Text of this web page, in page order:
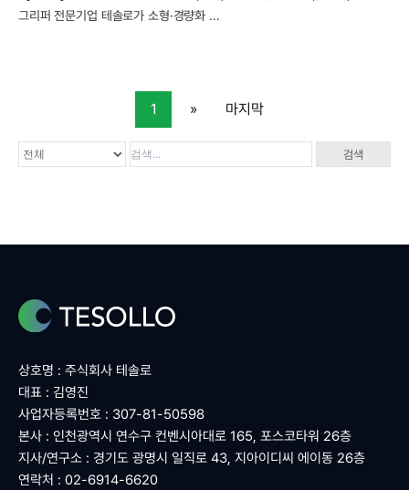
그리퍼 전문기업 테솔로가 소형·경량화 ...
1 » 마지막
검색
상호명 : 주식회사 테솔로
대표 : 김영진
사업자등록번호 : 307-81-50598
본사 : 인천광역시 연수구 컨벤시아대로 165, 포스코타워 26층
지사/연구소 : 경기도 광명시 일직로 43, 지아이디씨 에이동 26층
연락처 : 02-6914-6620